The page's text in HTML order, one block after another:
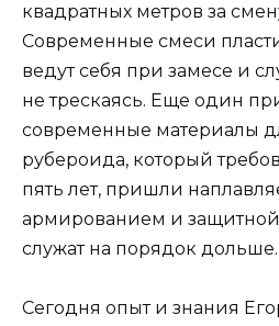
квадратных метров за
Современные смеси
ведут себя при замесе и
не трескаясь. Еще один
современные материалы
рубероида, который
пять лет, пришли
армированием и
служат на порядок дольше.
Сегодня опыт и знания